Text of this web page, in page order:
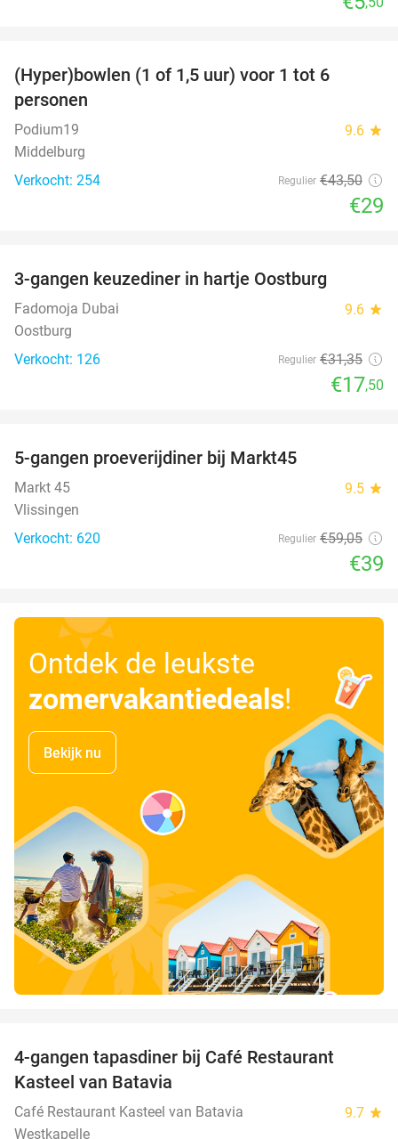
(Hyper)bowlen (1 of 1,5 uur) voor 1 tot 6
personen
Podium19 9.6 star
Middelburg
Verkocht: 254
Regulier €43,50
€29
3-gangen keuzediner in hartje Oostburg
Fadomoja Dubai 9.6 star
Oostburg
Verkocht: 126
Regulier €31,35
€17,50
5-gangen proeverijdiner bij Markt45
Markt 45 9.5 star
Vlissingen
Verkocht: 620
Regulier €59,05
€39
Ontdek de leukste
zomervakantiedeals!
Bekijk nu
4-gangen tapasdiner bij Café Restaurant
Kasteel van Batavia
Café Restaurant Kasteel van Batavia 9.7 star
Westkapelle